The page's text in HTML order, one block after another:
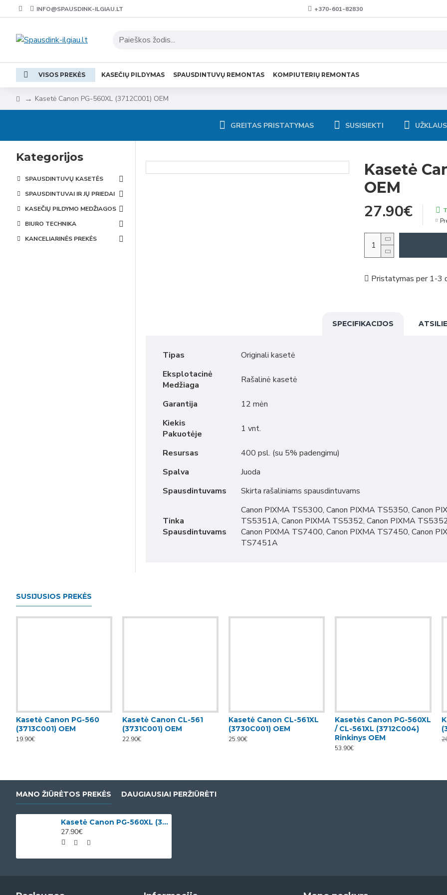
INFO@SPAUSDINK-ILGIAU.LT +370-601-82830
VISOS PREKĖS KASEČIŲ PILDYMAS SPAUSDINTUVŲ REMONTAS KOMPIUTERIŲ REMONTAS
Kasetė Canon PG-560XL (3712C001) OEM
GREITAS PRISTATYMAS SUSISIEKTI
Kategorijos
SPAUSDINTUVŲ KASETĖS
SPAUSDINTUVAI IR JŲ PRIEDAI
KASEČIŲ PILDYMO MEDŽIAGOS
BIURO TECHNIKA
KANCELIARINĖS PREKĖS
Kasetė
OEM
27.90€
Pristatymas per 1-3
SPECIFIKACIJOS
Tipas
Originali kasetė
Eksplotacinė
Medžiaga
Rašalinė kasetė
Garantija
12 mėn
Kiekis
Pakuotėje
1 vnt.
Resursas
400 psl. (su 5% padengimu)
Spalva
Juoda
Spausdintuvams
Skirta rašaliniams spausdintuvams
Tinka
Spausdintuvams
Canon PIXMA TS5300, Canon PIXMA TS5350, Canon
TS5351A, Canon PIXMA TS5352, Canon PIXMA
Canon PIXMA TS7400, Canon PIXMA TS7450, Canon
TS7451A
SUSIJUSIOS PREKĖS
Kasetė Canon PG-560
(3713C001) OEM
19.90€
Kasetė Canon CL-561
(3731C001) OEM
22.90€
Kasetė Canon CL-561XL
(3730C001) OEM
25.90€
Kasetės Canon PG-560XL
/ CL-561XL (3712C004)
Rinkinys OEM
53.90€
MANO ŽIŪRĖTOS PREKĖS DAUGIAUSIAI PERŽIŪRĖTI
Kasetė Canon PG-560XL (3712C001) OEM
27.90€